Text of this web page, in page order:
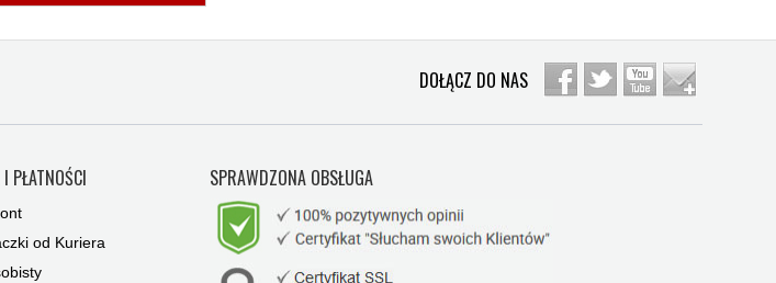
DOŁĄCZ DO NAS
PŁATNOŚCI
od Kuriera
SPRAWDZONA OBSŁUGA